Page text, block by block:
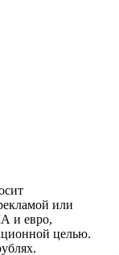
или
и евро,
целью.